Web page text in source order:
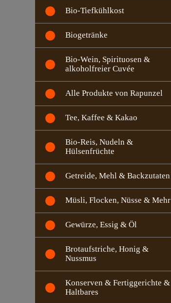
Bio-Tiefkühlkost
Biogetränke
Bio-Wein, Spirituosen &
alkoholfreier Cuvée
Alle Produkte von Rapunzel
Tee, Kaffee & Kakao
Bio-Reis, Nudeln &
Hülsenfrüchte
Getreide, Mehl & Backzutaten
Müsli, Flocken, Nüsse & Mehr
Gewürze, Essig & Öl
Brotaufstriche, Honig &
Nussmus
Konserven & Fertiggerichte &
Haltbares